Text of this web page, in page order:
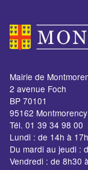
Mairie de
2 avenue Foch
BP 70101
95162 Montmorency
Tél. 01 39 34 98 00
Lundi : de 14h à 17h
Du mardi au jeudi :
Vendredi : de 8h30